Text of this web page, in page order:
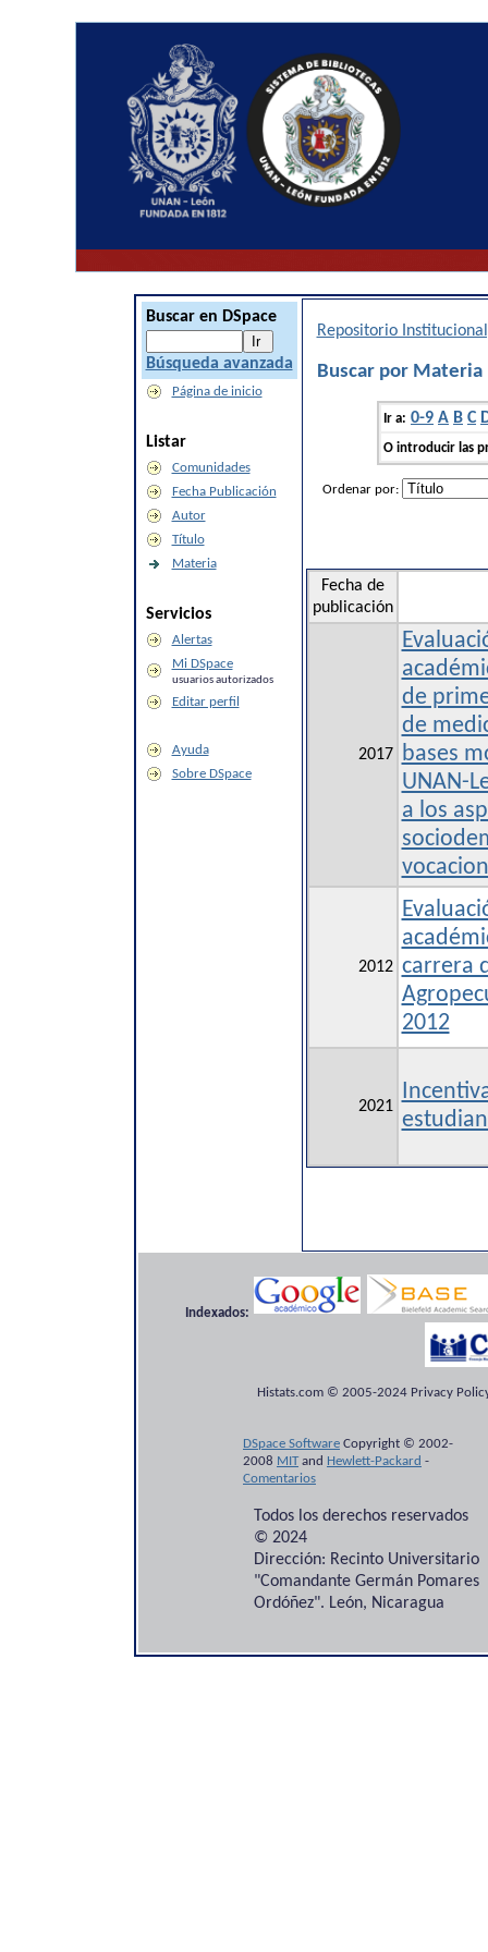
Buscar en DSpace
Búsqueda avanzada
Página de inicio
Listar
Comunidades
Fecha Publicación
Autor
Título
Materia
Servicios
Alertas
Mi DSpace
usuarios autorizados
Editar perfil
Ayuda
Sobre DSpace
Repositorio
Buscar por Materia
Ir a: 0-9 A B C
O introducir las
Ordenar por:
Fecha de
publicación
2017
de
de
bases
UNAN-
a los
2012 carrera
2012
2021
Indexados:
Histats.com © 2005-2024 Privacy
DSpace Software Copyright © 2002-
2008 MITand Hewlett-Packard -
Comentarios
Todos los derechos reservados
© 2024
Dirección: Recinto Universitario
"Comandante Germán Pomares
Ordóñez". León, Nicaragua